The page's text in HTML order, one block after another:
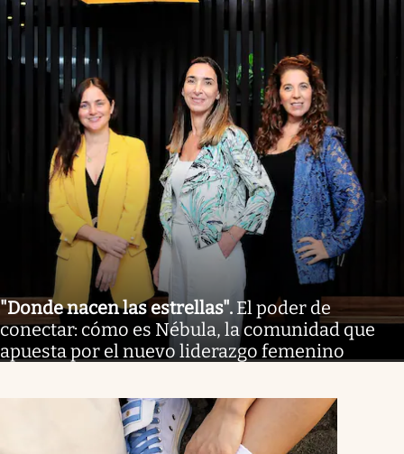
"Donde nacen las estrellas". El poder de
conectar: cómo es Nébula, la comunidad que
apuesta por el nuevo liderazgo femenino